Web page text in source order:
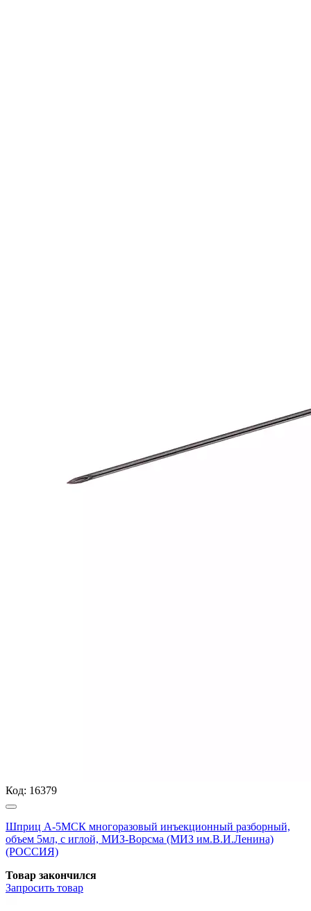
Код: 16379
Шприц А-5МСК многоразовый инъекционный разборный,
объем 5мл, с иглой, МИЗ-Ворсма (МИЗ им.В.И.Ленина)
(РОССИЯ)
Товар закончился
Запросить товар